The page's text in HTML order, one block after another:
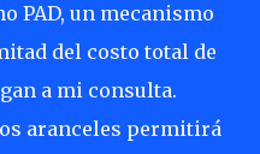
PAD, un mecanismo
del costo total de
a mi consulta.
aranceles permitirá